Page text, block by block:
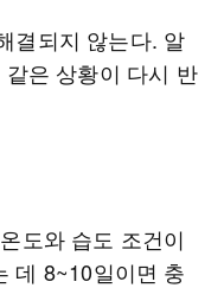
결되지 않는다. 알
은 상황이 다시 반
도와 습도 조건이
데 8~10일이면 충